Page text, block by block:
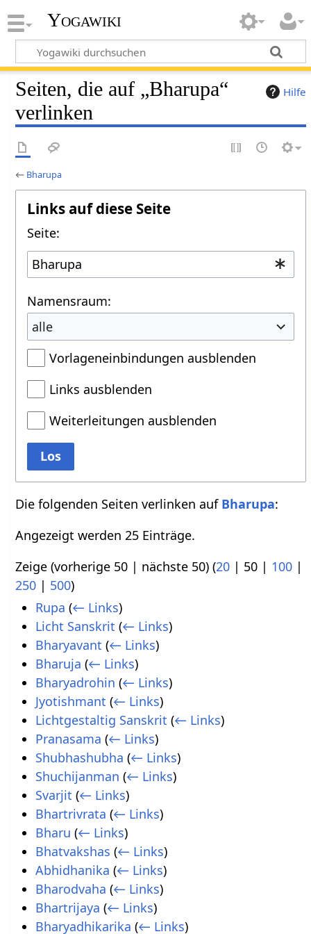
Yogawiki
Hilfe
Seiten, die auf „Bharupa“
verlinken
← Bharupa
Links auf diese Seite
Seite:
Namensraum:
alle
Vorlageneinbindungen ausblenden
Links ausblenden
Weiterleitungen ausblenden
Los
Die folgenden Seiten verlinken auf Bharupa:
Angezeigt werden 25 Einträge.
Zeige (vorherige 50 | nächste 50) (20 | 50 | 100 |
250 | 500)
Rupa (← Links)
Licht Sanskrit (← Links)
Bharyavant (← Links)
Bharuja (← Links)
Bharyadrohin (← Links)
Jyotishmant (← Links)
Lichtgestaltig Sanskrit (← Links)
Pranasama (← Links)
Shubhashubha (← Links)
Shuchijanman (← Links)
Svarjit (← Links)
Bhartrivrata (← Links)
Bharu (← Links)
Bhatvakshas (← Links)
Abhidhanika (← Links)
Bharodvaha (← Links)
Bhartrijaya (← Links)
Bharyadhikarika (← Links)